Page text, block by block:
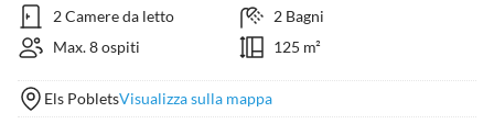
2 Camere da letto
2 Bagni
Max. 8 ospiti
125 m²
Els PobletsVisualizza sulla mappa